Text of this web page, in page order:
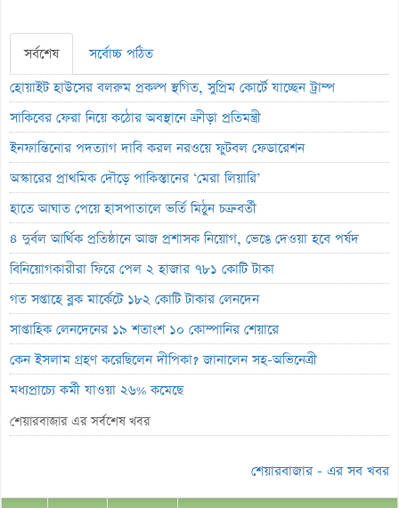
সর্বশেষ
সর্বোচ্চ পঠিত
হোয়াইট হাউসের বলরুম প্রকল্প স্থগিত, সুপ্রিম কোর্টে যাচ্ছেন ট্রাম্প
সাকিবের ফেরা নিয়ে কঠোর অবস্থানে ক্রীড়া প্রতিমন্ত্রী
ইনফান্তিনোর পদত্যাগ দাবি করল নরওয়ে ফুটবল ফেডারেশন
অস্কারের প্রাথমিক দৌড়ে পাকিস্তানের ‘মেরা লিয়ারি’
হাতে আঘাত পেয়ে হাসপাতালে ভর্তি মিঠুন চক্রবর্তী
৪ দুর্বল আর্থিক প্রতিষ্ঠানে আজ প্রশাসক নিয়োগ, ভেঙে দেওয়া হবে পর্ষদ
বিনিয়োগকারীরা ফিরে পেল ২ হাজার ৭৮১ কোটি টাকা
গত সপ্তাহে ব্লক মার্কেটে ১৮২ কোটি টাকার লেনদেন
সাপ্তাহিক লেনদেনের ১৯ শতাংশ ১০ কোম্পানির শেয়ারে
কেন ইসলাম গ্রহণ করেছিলেন দীপিকা? জানালেন সহ-অভিনেত্রী
মধ্যপ্রাচ্যে কর্মী যাওয়া ২৬% কমেছে
স্বর্ণ খাতকে আনুষ্ঠানিক শিল্পে আনতে নতুন নীতিমালা
শেয়ারবাজার এর সর্বশেষ খবর
শেয়ারবাজার - এর সব খবর